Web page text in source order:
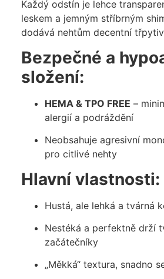
Každý odstín je lehce
leskem a jemným stříbrným
dodává nehtům decentní
Bezpečné a
složení:
HEMA & TPO FREE –
alergií a podráždění
Neobsahuje agresivní
pro citlivé nehty
Hlavní vlastnosti:
Hustá, ale lehká a tvárná
Nestéká a perfektně drží
začátečníky
„Měkká“ textura, snadno